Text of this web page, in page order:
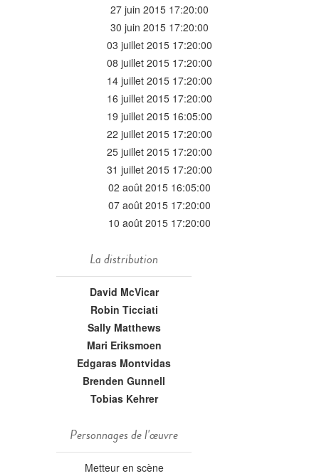
27 juin 2015 17:20:00
30 juin 2015 17:20:00
03 juillet 2015 17:20:00
08 juillet 2015 17:20:00
14 juillet 2015 17:20:00
16 juillet 2015 17:20:00
19 juillet 2015 16:05:00
22 juillet 2015 17:20:00
25 juillet 2015 17:20:00
31 juillet 2015 17:20:00
02 août 2015 16:05:00
07 août 2015 17:20:00
10 août 2015 17:20:00
La distribution
David McVicar
Robin Ticciati
Sally Matthews
Mari Eriksmoen
Edgaras Montvidas
Brenden Gunnell
Tobias Kehrer
Personnages de l'œuvre
Metteur en scène